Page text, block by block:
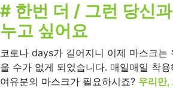
# 한번 더 / 그런 당신
누고 싶어요
코로나 days가 길어지니 이제 마스크는
을 수가 없게 되었습니다. 매일매일 착
여유분의 마스크가 필요하시죠? 우리만,